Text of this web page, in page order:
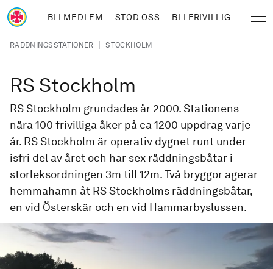
Hoppa till huvudinnehåll
BLI MEDLEM STÖD OSS BLI FRIVILLIG
Länkstig
RÄDDNINGSSTATIONER | STOCKHOLM
RS Stockholm
RS Stockholm grundades år 2000. Stationens
nära 100 frivilliga åker på ca 1200 uppdrag varje
år. RS Stockholm är operativ dygnet runt under
isfri del av året och har sex räddningsbåtar i
storleksordningen 3m till 12m. Två bryggor agerar
hemmahamn åt RS Stockholms räddningsbåtar,
en vid Österskär och en vid Hammarbyslussen.